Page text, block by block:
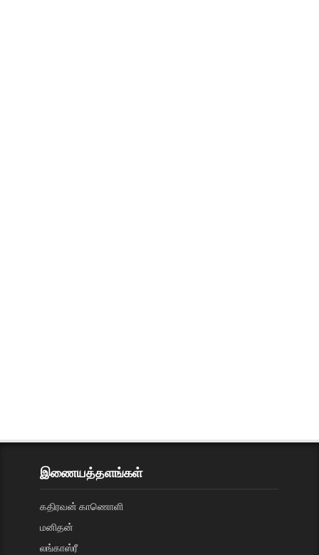
இணையத்தளங்கள்
கதிரவன் காணொளி
மனிதன்
லங்காஸ்ரீ